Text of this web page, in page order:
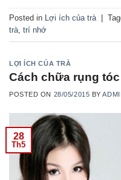
Posted in Lợi ích của trà
trà trí nhớ
LỢI ÍCH CỦA TRÀ
Cách chữa rụng
POSTED ON 28/05/2015 BY
28
Th5